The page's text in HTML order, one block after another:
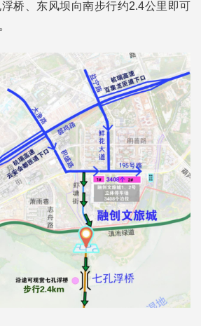
桥、东风坝向南步行约2.4公里即可